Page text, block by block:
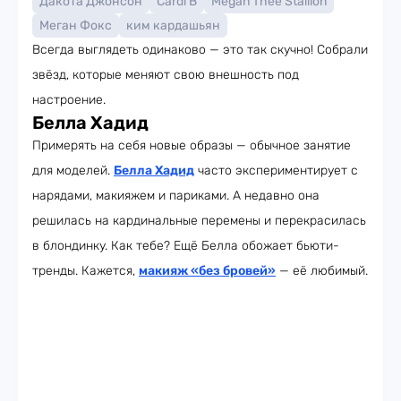
Меган Фокс
ким кардашьян
Всегда выглядеть одинаково — это так скучно! Собрали
звёзд, которые меняют свою внешность под
настроение.
Белла Хадид
Примерять на себя новые образы — обычное занятие
для моделей. Белла Хадид часто экспериментирует с
нарядами, макияжем и париками. А недавно она
решилась на кардинальные перемены и перекрасилась
в блондинку. Как тебе? Ещё Белла обожает бьюти-
тренды. Кажется, макияж «без бровей» — её любимый.